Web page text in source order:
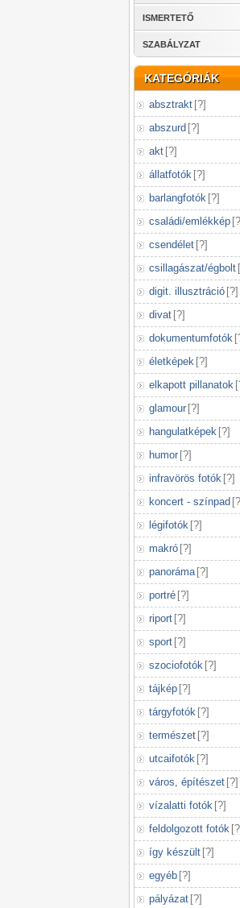
ISMERTETŐ
SZABÁLYZAT
KATEGÓRIÁK
absztrakt [?]
abszurd [?]
akt [?]
állatfotók [?]
barlangfotók [?]
családi/emlékkép [?
csendélet [?]
csillagászat/égbolt [
digit. illusztráció [?]
divat [?]
dokumentumfotók [
életképek [?]
elkapott pillanatok [
glamour [?]
hangulatképek [?]
humor [?]
infravörös fotók [?]
koncert - színpad [?
légifotók [?]
makró [?]
panoráma [?]
portré [?]
riport [?]
sport [?]
szociofotók [?]
tájkép [?]
tárgyfotók [?]
természet [?]
utcaifotók [?]
város, építészet [?]
vízalatti fotók [?]
feldolgozott fotók [?
így készült [?]
egyéb [?]
pályázat [?]